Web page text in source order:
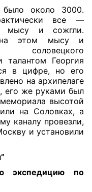
было около 3000.
все —
мысу и сожгли.
на этом мысу и
соловецкого
Георгия
в цифре, но его
на архипелаге
его же руками был
высотой
на Соловках, а
каналу провезли,
и установили
экспедицию по